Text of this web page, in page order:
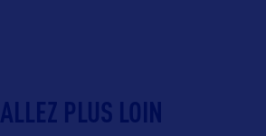
ALLEZ PLUS LOIN